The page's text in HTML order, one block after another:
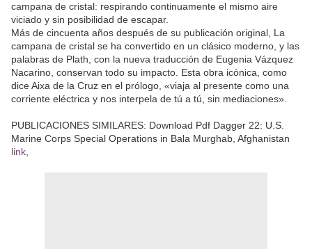
campana de cristal: respirando continuamente el mismo aire
viciado y sin posibilidad de escapar.
Más de cincuenta años después de su publicación original, La
campana de cristal se ha convertido en un clásico moderno, y las
palabras de Plath, con la nueva traducción de Eugenia Vázquez
Nacarino, conservan todo su impacto. Esta obra icónica, como
dice Aixa de la Cruz en el prólogo, «viaja al presente como una
corriente eléctrica y nos interpela de tú a tú, sin mediaciones».
PUBLICACIONES SIMILARES: Download Pdf Dagger 22: U.S.
Marine Corps Special Operations in Bala Murghab, Afghanistan
link,